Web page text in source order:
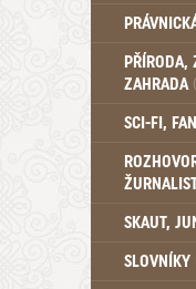
PŘÍRODA,
ZAHRADA
SCI-FI,
UFO (14)
SKAUT,
SLOVNÍKY